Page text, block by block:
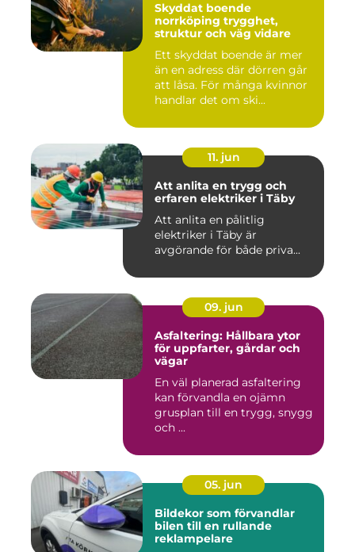
Skyddat boende
norrköping trygghet,
struktur och väg vidare
Ett skyddat boende är mer
än en adress där dörren går
att låsa. För många kvinnor
handlar det om ski...
11. jun
Att anlita en trygg och
erfaren elektriker i Täby
Att anlita en pålitlig
elektriker i Täby är
avgörande för både priva...
09. jun
Asfaltering: Hållbara ytor
för uppfarter, gårdar och
vägar
En väl planerad asfaltering
kan förvandla en ojämn
grusplan till en trygg, snygg
och ...
05. jun
Bildekor som förvandlar
bilen till en rullande
reklampelare